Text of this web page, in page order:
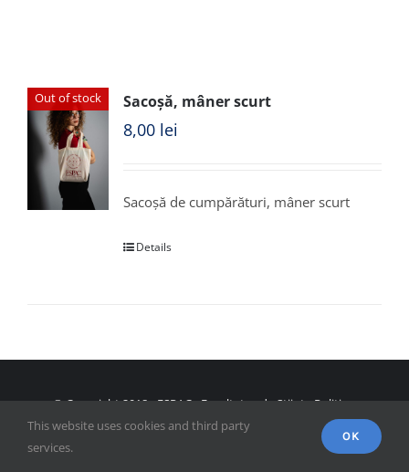
Out of stock Sacoșă, mâner scurt
8,00 lei
Sacoșă de cumpărături, mâner scurt
Details
© Copyright 2018 - FSPAC - Facultatea de Științe Politice,
Administrative și ale Comunicării
This website uses cookies and third party
services.
OK